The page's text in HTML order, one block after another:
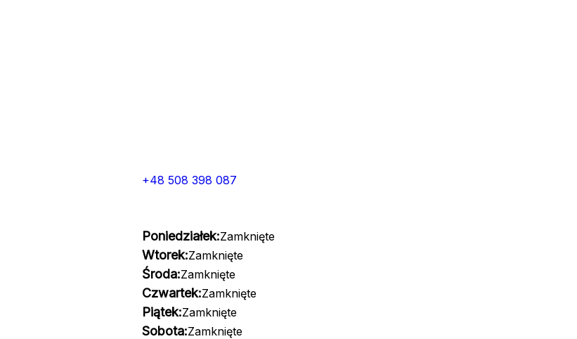
+48 508 398 087
Poniedziałek:Zamknięte
Wtorek:Zamknięte
Środa:Zamknięte
Czwartek:Zamknięte
Piątek:Zamknięte
Sobota:Zamknięte